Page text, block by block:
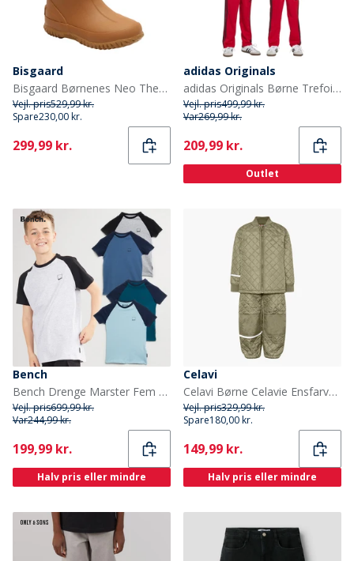
Bisgaard
Bisgaard Børnenes Neo Thermo Gummistøvler Nud
Vejl. pris529,99 kr.
Spare230,00 kr.
Current
299,99 kr.
adidas Originals
adidas Originals Børne Trefoil Firebird Tracksuit Better Scarlet/Sort
Vejl. pris499,99 kr.
Var269,99 kr.
Current
209,99 kr.
Outlet
Bench
Bench Drenge Marster Fem Pakke T-Shirts Gråmeleret / Is / Blågrøn / Hvid / Skiferblå
Vejl. pris699,99 kr.
Var244,99 kr.
Current
199,99 kr.
Halv pris eller mindre
Celavi
Celavi Børne Celavie Ensfarvet Basis Termosæt Khaki
Vejl. pris329,99 kr.
Spare180,00 kr.
Current
149,99 kr.
Halv pris eller mindre